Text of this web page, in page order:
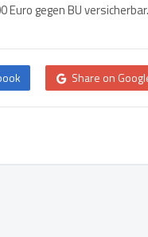
gegen BU versicherbar.
Share on